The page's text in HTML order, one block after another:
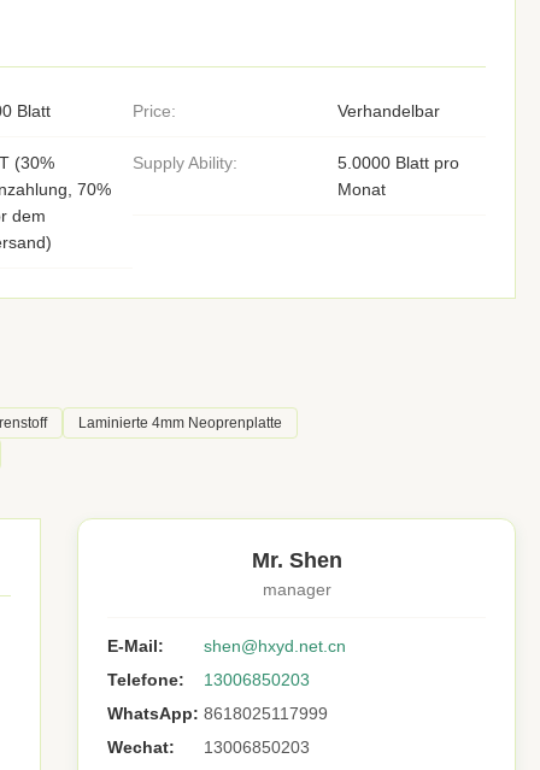
Blatt Price: Verhandelbar
(30%
70%
dem
Supply Ability:
5.0000 Blatt pro
Monat
Laminierte 4mm Neoprenplatte
Mr. Shen
manager
E-Mail:
shen@hxyd.net.cn
Telefone:
13006850203
WhatsApp: 8618025117999
Wechat:
13006850203